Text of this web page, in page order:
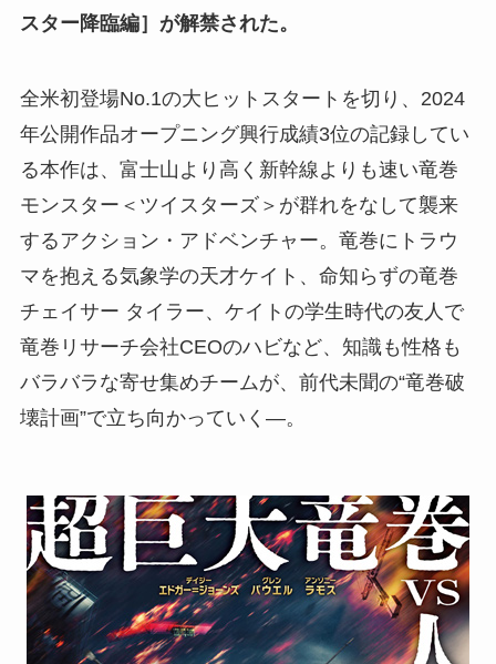
スター降臨編］が解禁された。
全米初登場No.1の大ヒットスタートを切り、2024
年公開作品オープニング興行成績3位の記録してい
る本作は、富士山より高く新幹線よりも速い竜巻
モンスター＜ツイスターズ＞が群れをなして襲来
するアクション・アドベンチャー。竜巻にトラウ
マを抱える気象学の天才ケイト、命知らずの竜巻
チェイサー タイラー、ケイトの学生時代の友人で
竜巻リサーチ会社CEOのハビなど、知識も性格も
バラバラな寄せ集めチームが、前代未聞の“竜巻破
壊計画”で立ち向かっていく―。